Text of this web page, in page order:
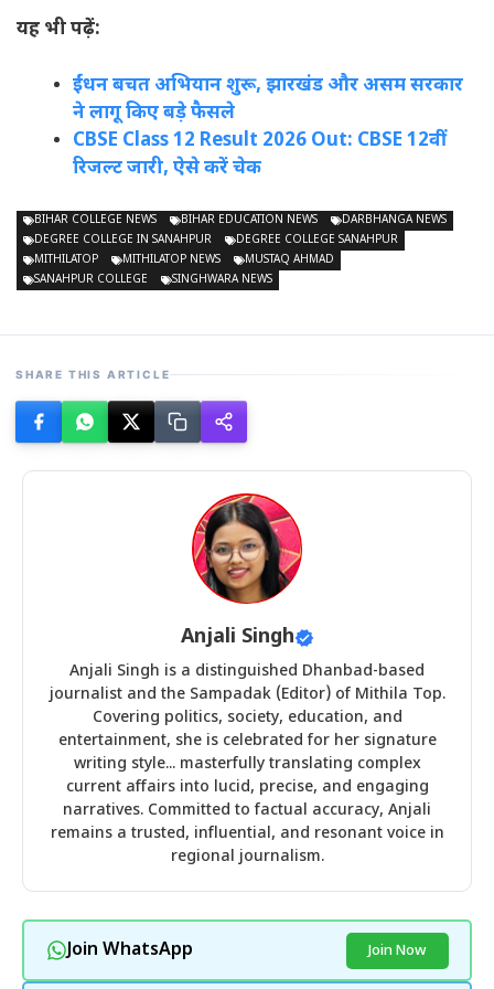
यह भी पढ़ें:
ईंधन बचत अभियान शुरू, झारखंड और असम सरकार
ने लागू किए बड़े फैसले
CBSE Class 12 Result 2026 Out: CBSE 12वीं
रिजल्ट जारी, ऐसे करें चेक
BIHAR COLLEGE NEWS BIHAR EDUCATION NEWS
DARBHANGA NEWS
DEGREE COLLEGE IN SANAHPUR
DEGREE COLLEGE SANAHPUR
MITHILATOP
MITHILATOP NEWS
MUSTAQ AHMAD
SANAHPUR COLLEGE
SINGHWARA NEWS
SHARE THIS ARTICLE
Anjali Singh
Anjali Singh is a distinguished Dhanbad-based
journalist and the Sampadak (Editor) of Mithila Top.
Covering politics, society, education, and
entertainment, she is celebrated for her signature
writing style... masterfully translating complex
current affairs into lucid, precise, and engaging
narratives. Committed to factual accuracy, Anjali
remains a trusted, influential, and resonant voice in
regional journalism.
Join WhatsApp Join Now